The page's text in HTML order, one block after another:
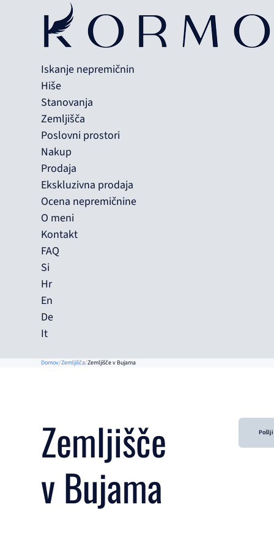
Iskanje nepremičnin
Hiše
Stanovanja
Zemljišča
Poslovni prostori
Nakup
Prodaja
Ekskluzivna prodaja
Ocena nepremičnine
O meni
Kontakt
FAQ
Si
Hr
En
De
It
Domov Zemljišča Zemljišče v Bujama
Zemljišče
v Bujama